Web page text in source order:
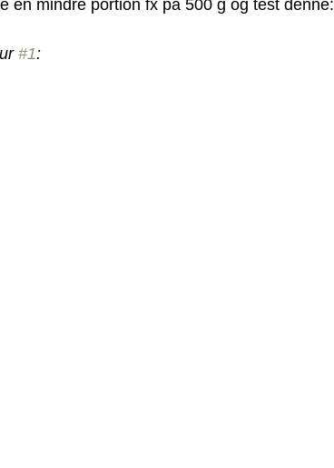
en mindre portion fx på 500 g og test denne:
#1: